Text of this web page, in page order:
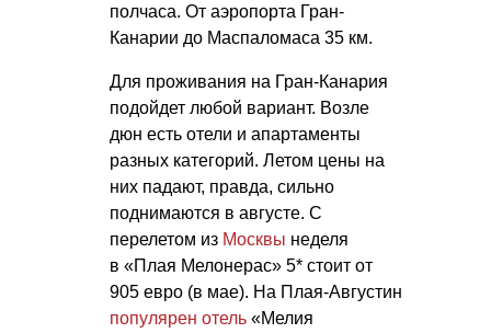
полчаса. От аэропорта Гран-
Канарии до Маспаломаса 35 км.
Для проживания на Гран-Канария
подойдет любой вариант. Возле
дюн есть отели и апартаменты
разных категорий. Летом цены на
них падают, правда, сильно
поднимаются в августе. С
перелетом из Москвы неделя
в «Плая Мелонерас» 5* стоит от
905 евро (в мае). На Плая-Августин
популярен отель «Мелия